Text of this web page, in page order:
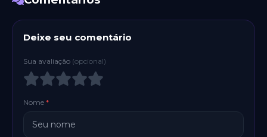
Deixe seu comentário
Sua avaliação (opcional)
Nome *